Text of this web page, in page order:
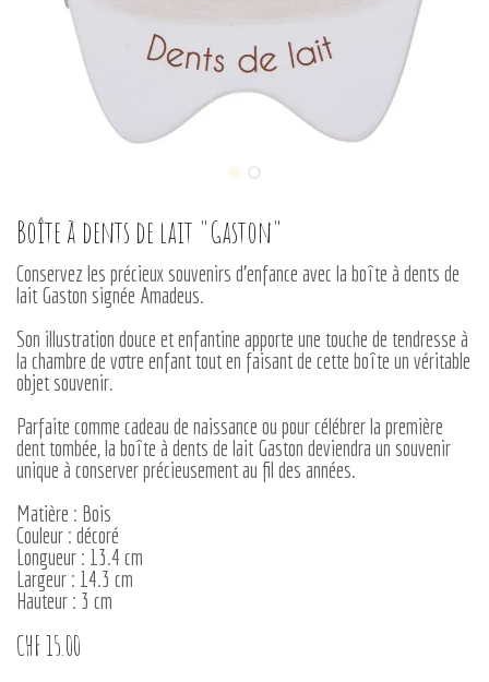
Boîte à dents de lait "Gaston"
Conservez les précieux souvenirs d'enfance avec la boîte à dents de
lait Gaston signée Amadeus.
Son illustration douce et enfantine apporte une touche de tendresse à
la chambre de votre enfant tout en faisant de cette boîte un véritable
objet souvenir.
Parfaite comme cadeau de naissance ou pour célébrer la première
dent tombée, la boîte à dents de lait Gaston deviendra un souvenir
unique à conserver précieusement au fil des années.
Matière : Bois
Couleur : décoré
Longueur : 13.4 cm
Largeur : 14.3 cm
Hauteur : 3 cm
CHF 15.00